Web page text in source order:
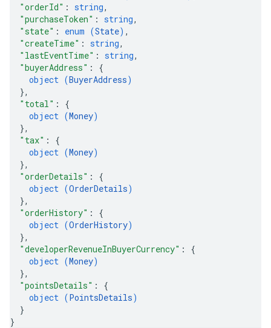
"orderId" : string,
"purchaseToken" : string,
"state" : enum (State) ,
"createTime" : string,
"lastEventTime" : string,
"buyerAddress" : {
object (BuyerAddress)
},
"total" : {
object (Money)
},
"tax" : {
object (Money)
},
"orderDetails" : {
object (OrderDetails)
},
"orderHistory" : {
object (OrderHistory)
},
"developerRevenueInBuyerCurrency" : {
object (Money)
},
"pointsDetails" : {
object (PointsDetails)
}
}